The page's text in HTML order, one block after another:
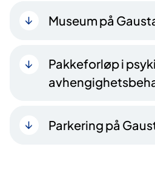
Museum på
Pakkeforløp i
Parkering på